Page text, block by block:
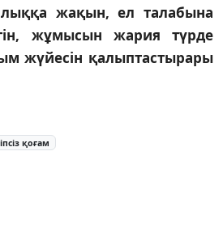
жақын, ел талабына
жұмысын жария түрде
жүйесін қалыптастырары
қоғам